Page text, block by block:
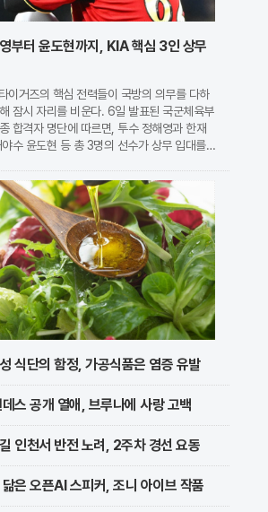
부터 윤도현까지, KIA 핵심 3인 상무
이거즈의 핵심 전력들이 국방의 의무를 다하
잠시 자리를 비운다. 6일 발표된 국군체육부
합격자 명단에 따르면, 투수 정해영과 한재
수 윤도현 등 총 3명의 선수가 상무 입대를
원하며 높은 경쟁률을 보였으나, 최종적으로 구
식단의 함정, 가공식품은 염증 유발
스 공개 열애, 브루나에 사랑 고백
인천서 반전 노려, 2주차 경선 요동
은 오픈AI 스피커, 조니 아이브 작품